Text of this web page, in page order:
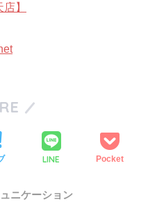
】
LINE Pocket
ニケーション